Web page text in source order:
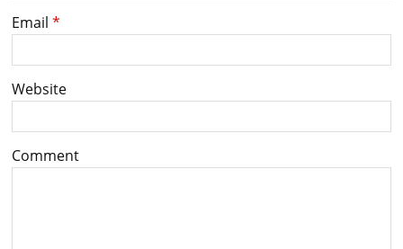
Email *
Website
Comment